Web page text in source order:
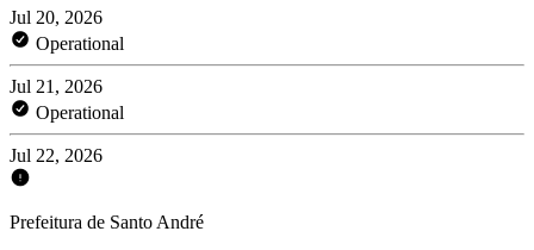
Jul 20, 2026
Operational
Jul 21, 2026
Operational
Jul 22, 2026
Prefeitura de Santo André